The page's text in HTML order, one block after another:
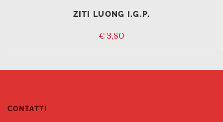
ZITI LUONG I.G.P.
€ 3,80
CONTATTI